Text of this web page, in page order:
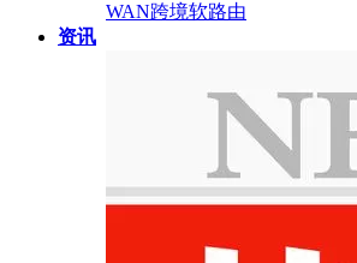
WAN跨境软路由
资讯